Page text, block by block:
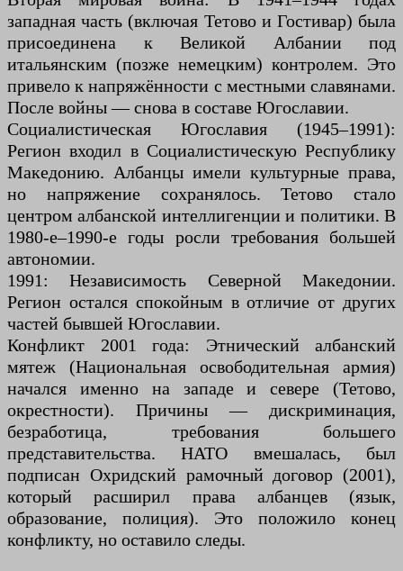
западная часть (включая Тетово и Гостивар) была
присоединена к Великой Албании под
итальянским (позже немецким) контролем. Это
привело к напряжённости с местными славянами.
После войны — снова в составе Югославии.
Социалистическая Югославия (1945–1991):
Регион входил в Социалистическую Республику
Македонию. Албанцы имели культурные права,
но напряжение сохранялось. Тетово стало
центром албанской интеллигенции и политики. В
1980-е–1990-е годы росли требования большей
автономии.
1991: Независимость Северной Македонии.
Регион остался спокойным в отличие от других
частей бывшей Югославии.
Конфликт 2001 года: Этнический албанский
мятеж (Национальная освободительная армия)
начался именно на западе и севере (Тетово,
окрестности). Причины — дискриминация,
безработица, требования большего
представительства. НАТО вмешалась, был
подписан Охридский рамочный договор (2001),
который расширил права албанцев (язык,
образование, полиция). Это положило конец
конфликту, но оставило следы.